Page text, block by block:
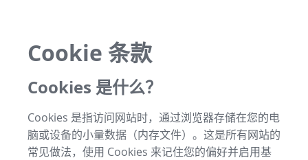
Cookie 条款
Cookies 是什么？
Cookies 是指访问网站时，通过浏览器存储在您的电
脑或设备的小量数据（内存文件）。这是所有网站的
常见做法，使用 Cookies 来记住您的偏好并启用基